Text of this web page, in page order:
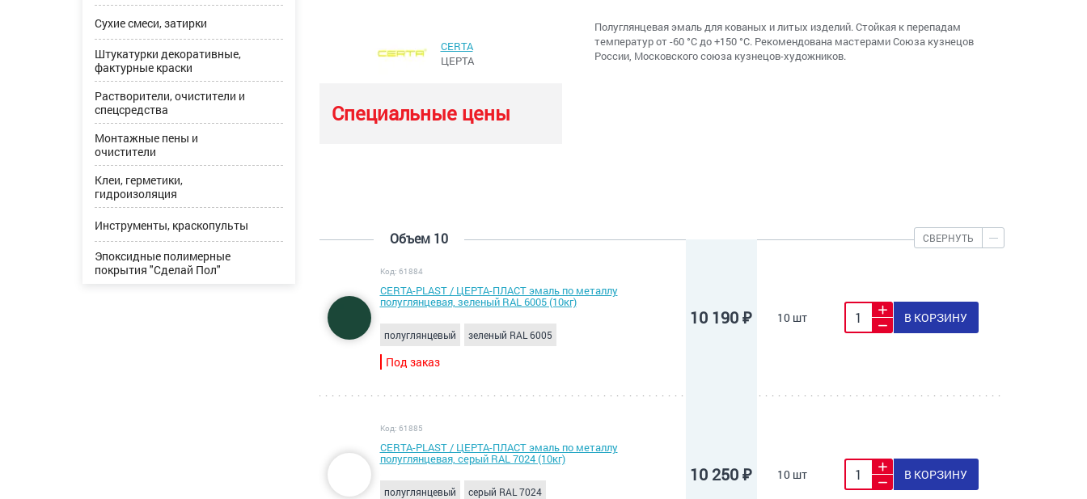
Сухие смеси, затирки
Штукатурки декоративные,
фактурные краски
Растворители, очистители и
спецсредства
Монтажные пены и
очистители
Клеи, герметики,
гидроизоляция
Инструменты, краскопульты
Эпоксидные полимерные
покрытия "Сделай Пол"
CERTA
ЦЕРТА
Специальные цены
Полуглянцевая эмаль для кованых и литых изделий. Стойкая к перепадам
температур от -60 °С до +150 °С. Рекомендована мастерами Союза кузнецов
России, Московского союза кузнецов-художников.
Объем 10 СВЕРНУТЬ
Код: 61884
CERTA-PLAST / ЦЕРТА-ПЛАСТ эмаль по металлу
полуглянцевая, зеленый RAL 6005 (10кг)
полуглянцевый зеленый RAL 6005
Под заказ
10 190 ₽ 10 шт В КОРЗИНУ
Код: 61885
CERTA-PLAST / ЦЕРТА-ПЛАСТ эмаль по металлу
полуглянцевая, серый RAL 7024 (10кг)
полуглянцевый серый RAL 7024
10 250 ₽ 10 шт В КОРЗИНУ